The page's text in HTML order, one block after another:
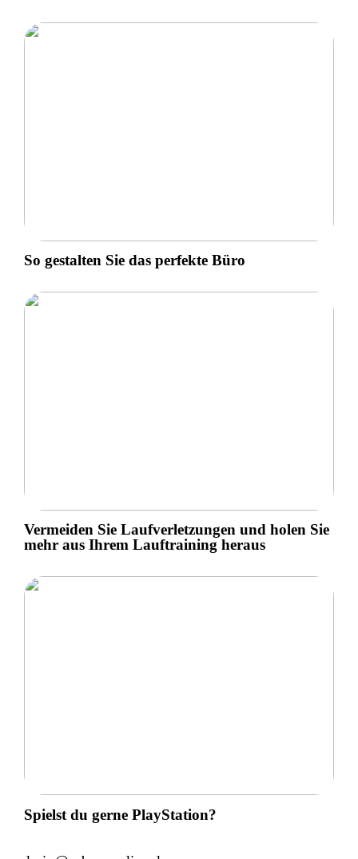
So gestalten Sie das perfekte Büro
Vermeiden Sie Laufverletzungen und holen Sie
mehr aus Ihrem Lauftraining heraus
Spielst du gerne PlayStation?